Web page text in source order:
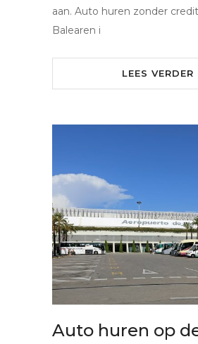
aan. Auto huren zonder
Balearen i
LEES VERDER
Auto huren op